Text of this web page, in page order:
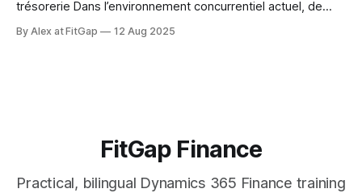
trésorerie Dans l’environnement concurrentiel actuel, de
fournisseur dans Microsoft Dynamics 365 Finance afin de
By Alex at FitGap 12 Aug 2025
FitGap Finance
Practical, bilingual Dynamics 365 Finance training